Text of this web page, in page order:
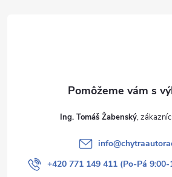
Ing. Tomáš Žabenský
info@
+420 771 149 411 (Po-Pá 9:00-